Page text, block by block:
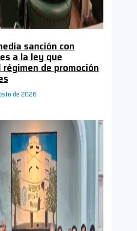
sanción con
a la ley que
de promoción
de 2026